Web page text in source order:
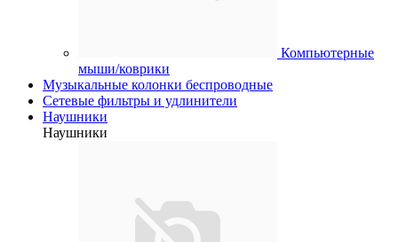
Компьютерные
мыши/коврики
Музыкальные колонки беспроводные
Сетевые фильтры и удлинители
Наушники
Наушники